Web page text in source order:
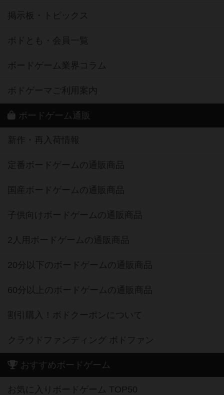
掲示板・トピックス
ボドとも・会員一覧
ボードゲーム業界コラム
ボドゲーマご利用案内
ボードゲーム通販
新作・再入荷情報
定番ボードゲームの通販商品
国産ボードゲームの通販商品
子供向けボードゲームの通販商品
2人用ボードゲームの通販商品
20分以下のボードゲームの通販商品
60分以上のボードゲームの通販商品
割引購入！ボドクーポンについて
クラウドファンディング ボドファン
おすすめボードゲーム
お気に入りボードゲーム TOP50